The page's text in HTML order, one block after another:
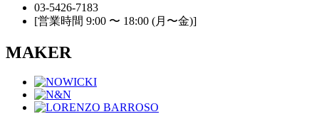
03-5426-7183
[営業時間 9:00 〜 18:00 (月〜金)]
MAKER